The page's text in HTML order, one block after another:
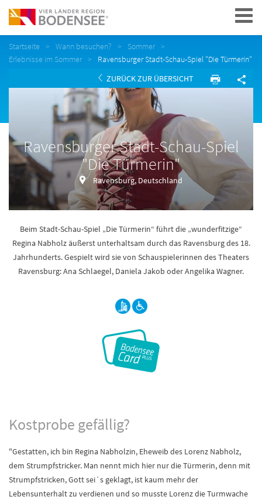
Navigation
Startseite Wann besuchen?
Sommer
Erlebnisse im Sommer
Ravensburger Stadt-Schau-Spiel "Die Türmerin"
ZURÜCK ZUR ÜBERSICHT
Ravensburger Stadt-Schau-Spiel
"Die Türmerin"
Ravensburg, Deutschland
Beim Stadt-Schau-Spiel „Die Türmerin“ führt die „wunderfitzige“
Regina Nabholz äußerst unterhaltsam durch das Ravensburg des 18.
Jahrhunderts. Gespielt wird sie von Schauspielerinnen des Theaters
Ravensburg: Ana Schlaegel, Daniela Jakob oder Angelika Wagner.
Kostprobe gefällig?
"Gestatten, ich bin Regina Nabholzin, Eheweib des Lorenz Nabholz,
dem Strumpfstricker. Man nennt mich hier nur die Türmerin, denn mit
Strumpfstricken, Gott sei´s geklagt, ist kaum mehr der
Lebensunterhalt zu verdienen und so musste Lorenz die Turmwache